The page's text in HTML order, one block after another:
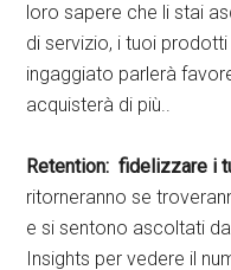
loro sapere che li stai
di servizio, i tuoi
ingaggiato parlerà
acquisterà di più..
Retention: fidelizzare i
ritorneranno se
e si sentono ascoltati
Insights per vedere il